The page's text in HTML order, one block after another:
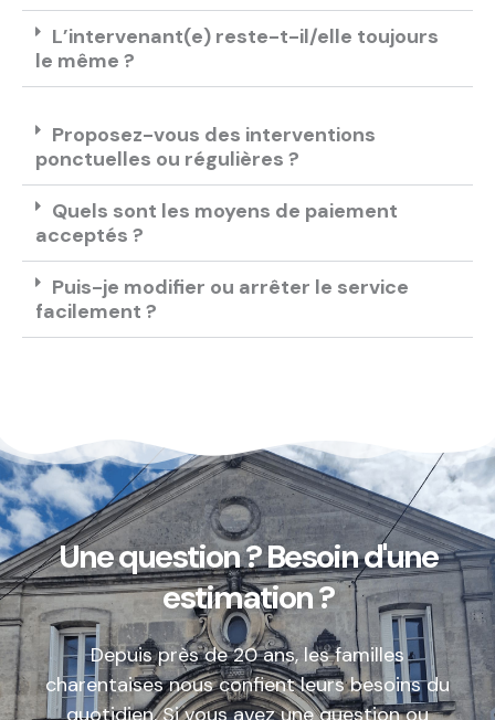
L’intervenant(e) reste-t-il/elle toujours
le même ?
Proposez-vous des interventions
ponctuelles ou régulières ?
Quels sont les moyens de paiement
acceptés ?
Puis-je modifier ou arrêter le service
facilement ?
Une question ? Besoin d'une
estimation ?
Depuis près de 20 ans, les familles
charentaises nous confient leurs besoins du
quotidien. Si vous avez une question ou